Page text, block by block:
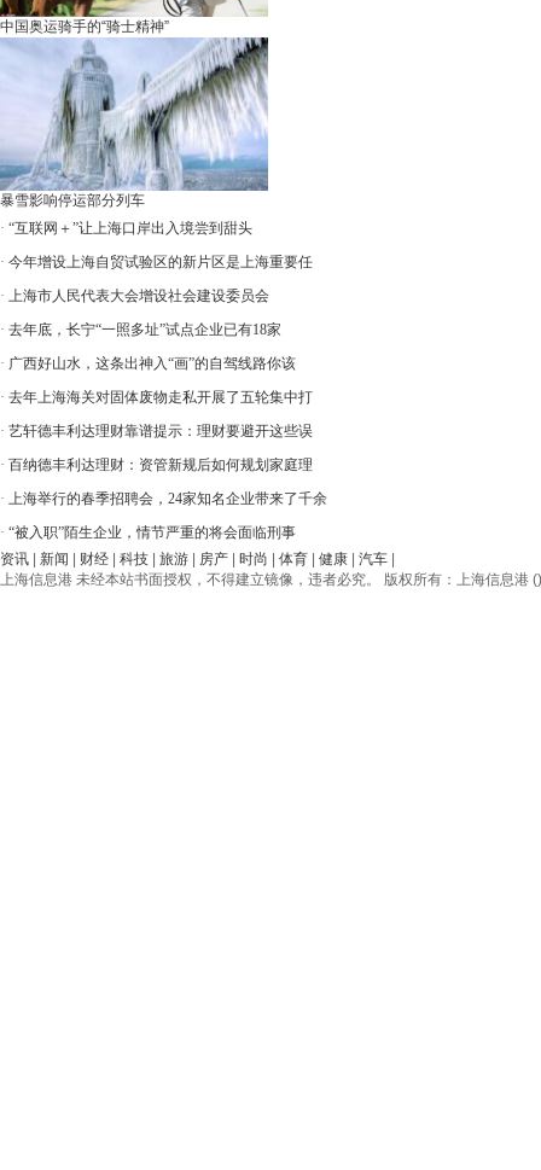
中国奥运骑手的“骑士精神”
暴雪影响停运部分列车
· “互联网＋”让上海口岸出入境尝到甜头
· 今年增设上海自贸试验区的新片区是上海重要任
· 上海市人民代表大会增设社会建设委员会
· 去年底，长宁“一照多址”试点企业已有18家
· 广西好山水，这条出神入“画”的自驾线路你该
· 去年上海海关对固体废物走私开展了五轮集中打
· 艺轩德丰利达理财靠谱提示：理财要避开这些误
· 百纳德丰利达理财：资管新规后如何规划家庭理
· 上海举行的春季招聘会，24家知名企业带来了千余
· “被入职”陌生企业，情节严重的将会面临刑事
资讯
新闻 财经 科技 旅游 房产 时尚 体育 健康 汽车
上海信息港 未经本站书面授权，不得建立镜像，违者必究。 版权所有：上海信息